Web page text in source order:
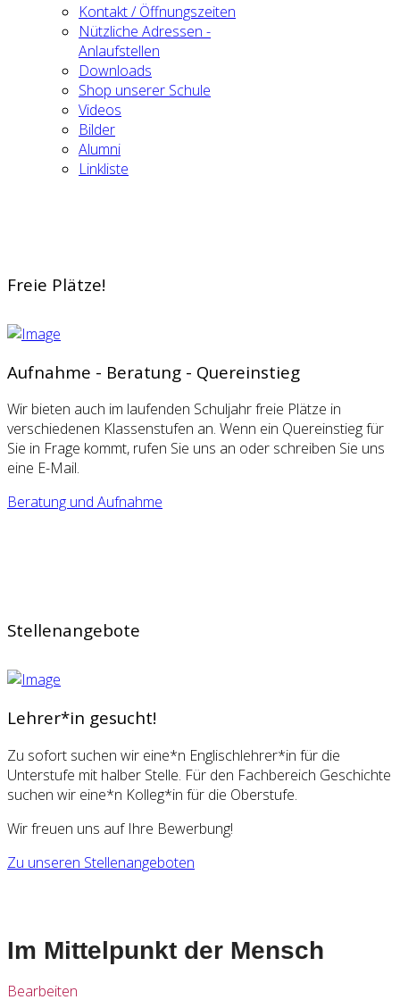
Kontakt / Öffnungszeiten
Nützliche Adressen -
Anlaufstellen
Downloads
Shop unserer Schule
Videos
Bilder
Alumni
Linkliste
Freie Plätze!
Aufnahme - Beratung - Quereinstieg
Wir bieten auch im laufenden Schuljahr freie Plätze in
verschiedenen Klassenstufen an. Wenn ein Quereinstieg für
Sie in Frage kommt, rufen Sie uns an oder schreiben Sie uns
eine E-Mail.
Beratung und Aufnahme
Stellenangebote
Lehrer*in gesucht!
Zu sofort suchen wir eine*n Englischlehrer*in für die
Unterstufe mit halber Stelle. Für den Fachbereich Geschichte
suchen wir eine*n Kolleg*in für die Oberstufe.
Wir freuen uns auf Ihre Bewerbung!
Zu unseren Stellenangeboten
Im Mittelpunkt der Mensch
Bearbeiten